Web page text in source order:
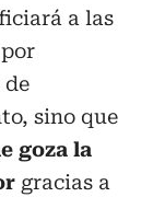
a las
de
sino que
goza la
gracias a